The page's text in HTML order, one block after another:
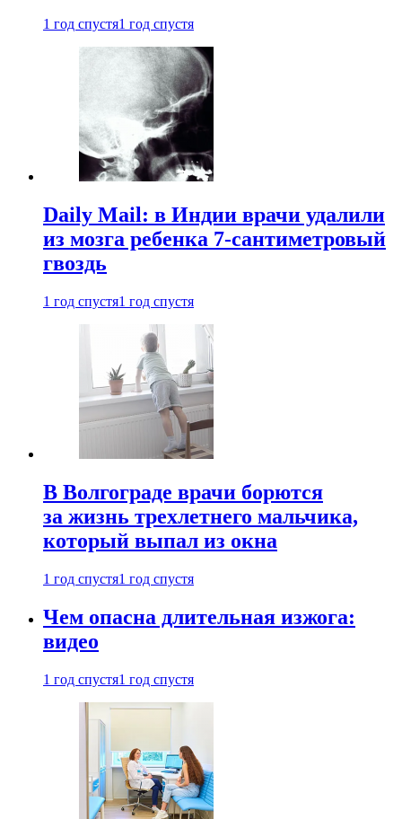
1 год спустя1 год спустя
Daily Mail: в Индии врачи удалили
из мозга ребенка 7-сантиметровый
гвоздь
1 год спустя1 год спустя
В Волгограде врачи борются
за жизнь трехлетнего мальчика,
который выпал из окна
1 год спустя1 год спустя
Чем опасна длительная изжога:
видео
1 год спустя1 год спустя